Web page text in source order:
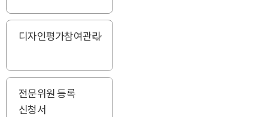
디자인평가참여관리
전문위원 등록
신청서